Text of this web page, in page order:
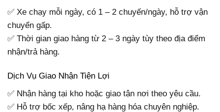
✅ Xe chạy mỗi ngày, có 1 – 2 chuyến/ngày, hỗ trợ vận
chuyển gấp.
✅ Thời gian giao hàng từ 2 – 3 ngày tùy theo địa điểm
nhận/trả hàng.
Dịch Vụ Giao Nhận Tiện Lợi
✅ Nhận hàng tại kho hoặc giao tận nơi theo yêu cầu.
✅ Hỗ trợ bốc xếp, nâng hạ hàng hóa chuyên nghiệp.